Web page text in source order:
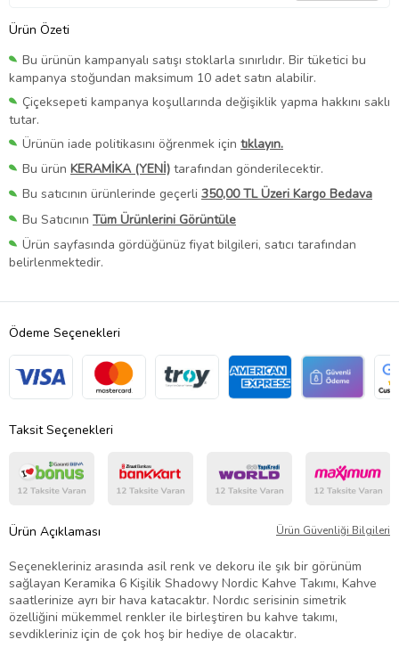
Ürün Özeti
Bu ürünün kampanyalı satışı stoklarla sınırlıdır. Bir tüketici bu
kampanya stoğundan maksimum 10 adet satın alabilir.
Çiçeksepeti kampanya koşullarında değişiklik yapma hakkını saklı
tutar.
Ürünün iade politikasını öğrenmek için tıklayın.
Bu ürün KERAMİKA (YENİ) tarafından gönderilecektir.
Bu satıcının ürünlerinde geçerli 350,00 TL Üzeri Kargo Bedava
Bu Satıcının Tüm Ürünlerini Görüntüle
Ürün sayfasında gördüğünüz fiyat bilgileri, satıcı tarafından
belirlenmektedir.
Ödeme Seçenekleri
Taksit Seçenekleri
Ürün Açıklaması Ürün Güvenliği Bilgileri
Seçenekleriniz arasında asil renk ve dekoru ile şık bir görünüm
sağlayan Keramika 6 Kişilik Shadowy Nordic Kahve Takımı, Kahve
saatlerinize ayrı bir hava katacaktır. Nordıc serisinin simetrik
özelliğini mükemmel renkler ile birleştiren bu kahve takımı,
sevdikleriniz için de çok hoş bir hediye de olacaktır.